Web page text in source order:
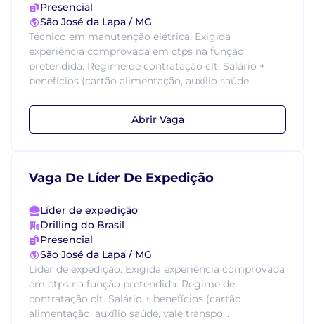
Presencial
São José da Lapa / MG
Técnico em manutenção elétrica. Exigida
experiência comprovada em ctps na função
pretendida. Regime de contratação clt. Salário +
benefícios (cartão alimentação, auxílio saúde, ...
Abrir Vaga
Vaga De Líder De Expedição
Líder de expedição
Drilling do Brasil
Presencial
São José da Lapa / MG
Líder de expedição. Exigida experiência comprovada
em ctps na função pretendida. Regime de
contratação clt. Salário + benefícios (cartão
alimentação, auxílio saúde, vale transpo...